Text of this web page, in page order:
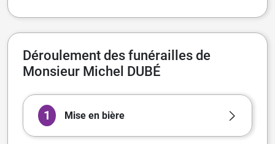
Déroulement des funérailles de
Monsieur Michel DUBÉ
1 Mise en bière